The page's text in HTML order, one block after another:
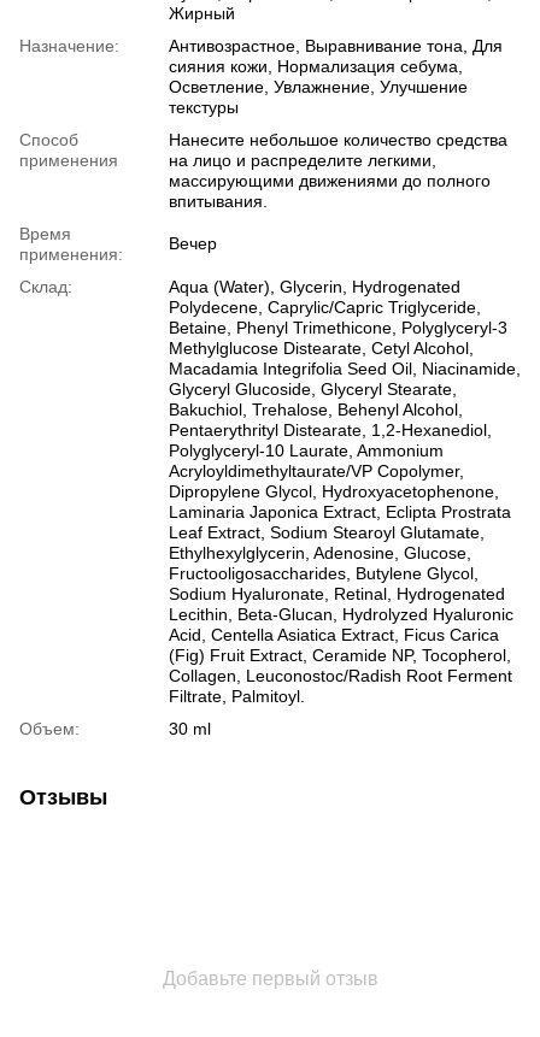
Жирный
Назначение:
Антивозрастное, Выравнивание тона, Для
сияния кожи, Нормализация себума,
Осветление, Увлажнение, Улучшение
текстуры
Способ
применения
Нанесите небольшое количество средства
на лицо и распределите легкими,
массирующими движениями до полного
впитывания.
Время
применения:
Вечер
Склад:
Aqua (Water), Glycerin, Hydrogenated
Polydecene, Caprylic/Capric Triglyceride,
Betaine, Phenyl Trimethicone, Polyglyceryl-3
Methylglucose Distearate, Cetyl Alcohol,
Macadamia Integrifolia Seed Oil, Niacinamide,
Glyceryl Glucoside, Glyceryl Stearate,
Bakuchiol, Trehalose, Behenyl Alcohol,
Pentaerythrityl Distearate, 1,2-Hexanediol,
Polyglyceryl-10 Laurate, Ammonium
Acryloyldimethyltaurate/VP Copolymer,
Dipropylene Glycol, Hydroxyacetophenone,
Laminaria Japonica Extract, Eclipta Prostrata
Leaf Extract, Sodium Stearoyl Glutamate,
Ethylhexylglycerin, Adenosine, Glucose,
Fructooligosaccharides, Butylene Glycol,
Sodium Hyaluronate, Retinal, Hydrogenated
Lecithin, Beta-Glucan, Hydrolyzed Hyaluronic
Acid, Centella Asiatica Extract, Ficus Carica
(Fig) Fruit Extract, Ceramide NP, Tocopherol,
Collagen, Leuconostoc/Radish Root Ferment
Filtrate, Palmitoyl.
Объем:
30 ml
Отзывы
Добавьте первый отзыв